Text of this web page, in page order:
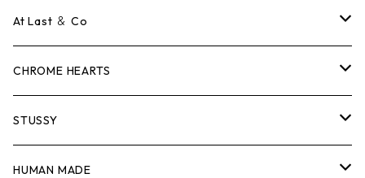
ロンTEE
スウェット/ニット
シャツ
ジャケット
Tシャツ
ロンTEE
スウェット/ニット
シャツ
At Last ＆ Co
Tシャツ
ロンTEE
スウェット/ニット
CHROME HEARTS
Tシャツ
ロンTEE
STUSSY
Tシャツ
HUMAN MADE